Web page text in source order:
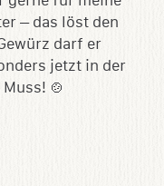
– das löst den
darf er
jetzt in der
🍲